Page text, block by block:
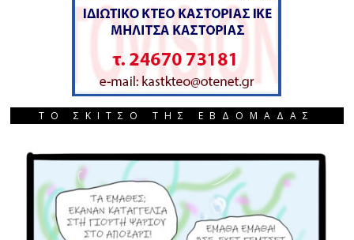
ΤΟ ΣΚΙΤΣΟ ΤΗΣ ΕΒΔΟΜΑΔΑΣ